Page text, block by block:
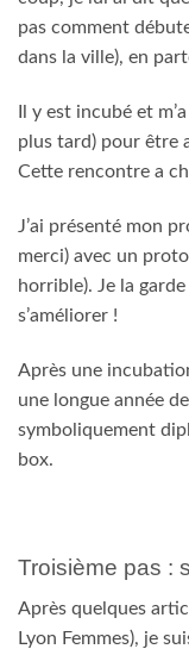
pas comment
dans la ville), en
Il y est incubé et
plus tard) pour être
Cette rencontre a
J’ai présenté mon
merci) avec un
horrible). Je la
s’améliorer !
Après une
une longue année
symboliquement
box.
Troisième pas :
Après quelques
Lyon Femmes), je